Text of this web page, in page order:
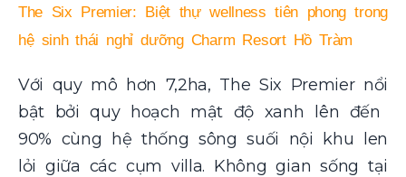
The Six Premier: Biệt thự wellness tiên phong trong
hệ sinh thái nghỉ dưỡng Charm Resort Hồ Tràm
Với quy mô hơn 7,2ha, The Six Premier nổi
bật bởi quy hoạch mật độ xanh lên đến
90% cùng hệ thống sông suối nội khu len
lỏi giữa các cụm villa. Không gian sống tại